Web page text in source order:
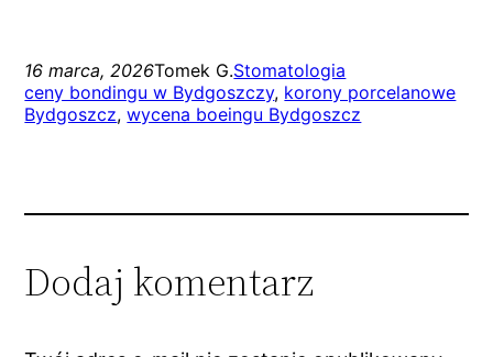
16 marca, 2026Tomek G.Stomatologia
ceny bondingu w Bydgoszczy, korony porcelanowe
Bydgoszcz, wycena boeingu Bydgoszcz
Dodaj komentarz